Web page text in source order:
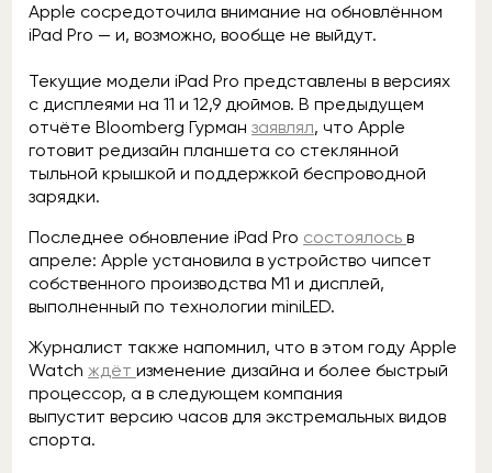
Apple сосредоточила внимание на обновлённом
iPad Pro — и, возможно, вообще не выйдут.
Текущие модели iPad Pro представлены в версиях
с дисплеями на 11 и 12,9 дюймов. В предыдущем
отчёте Bloomberg Гурман заявлял, что Apple
готовит редизайн планшета со стеклянной
тыльной крышкой и поддержкой беспроводной
зарядки.
Последнее обновление iPad Pro состоялось в
апреле: Apple установила в устройство чипсет
собственного производства M1 и дисплей,
выполненный по технологии miniLED.
Журналист также напомнил, что в этом году Apple
Watch ждёт изменение дизайна и более быстрый
процессор, а в следующем компания
выпустит версию часов для экстремальных видов
спорта.